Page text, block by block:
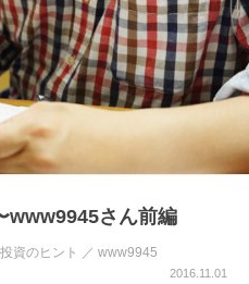
www9945さん前編
資のヒント ／ www9945
2016.11.01